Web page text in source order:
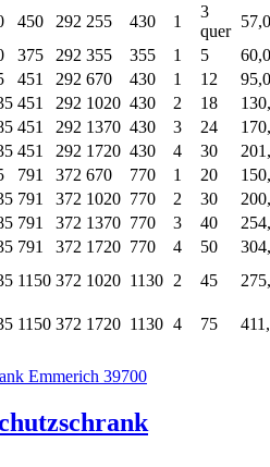
450 292 255 430 1
3
quer
57,0
375 292 355 355 1 5
60,0
451 292 670 430 1 12
95,0
451 292 1020 430 2 18
451 292 1370 430 3 24
451 292 1720 430 4 30
791 372 670 770 1 20
791 372 1020 770 2 30
791 372 1370 770 3 40
791 372 1720 770 4 50
1150 372 1020 1130 2 45
1150 372 1720 1130 4 75